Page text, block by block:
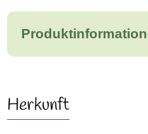
Herkunft